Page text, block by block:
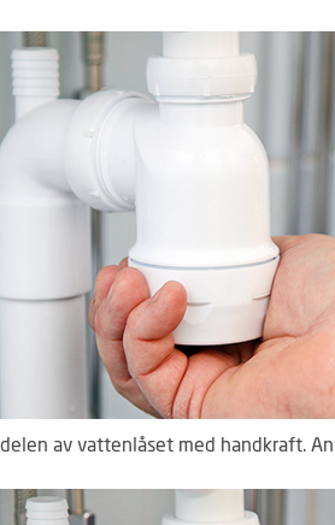
av vattenlåset med handkraft.